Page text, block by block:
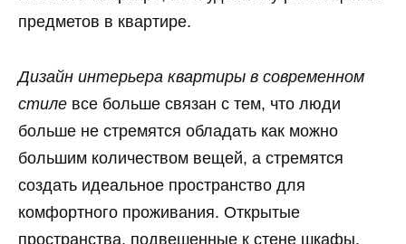
предметов в квартире.
Дизайн интерьера квартиры в современном
стиле все больше связан с тем, что люди
больше не стремятся обладать как можно
большим количеством вещей, а стремятся
создать идеальное пространство для
комфортного проживания. Открытые
пространства, подвешенные к стене шкафы,